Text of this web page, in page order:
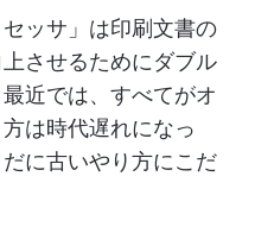
ッサ」は印刷文書の
させるためにダブル
近では、すべてがオ
は時代遅れになっ
に古いやり方にこだ